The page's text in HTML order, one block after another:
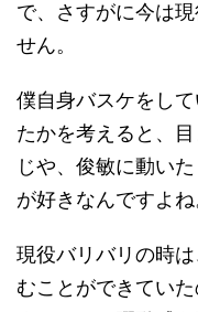
で、さすがに今は
せん。
僕自身バスケをし
たかを考えると、
じや、俊敏に動い
が好きなんですよね
現役バリバリの時
むことができてい